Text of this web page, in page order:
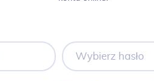
Wybierz
hasło